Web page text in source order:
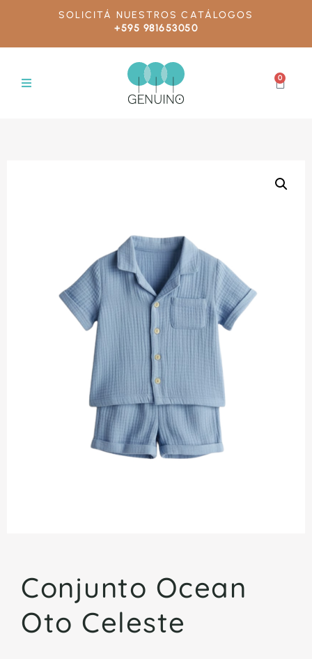
SOLICITÁ NUESTROS CATÁLOGOS
+595 981653050
0
Conjunto Ocean
Oto Celeste